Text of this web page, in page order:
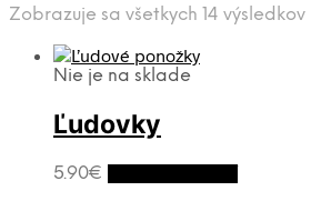
Zobrazuje sa všetkych 14 výsledkov
Nie je na sklade
Ľudovky
5.90€